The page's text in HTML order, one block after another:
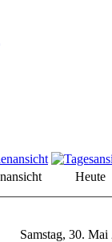
Heute
Samstag, 30. Mai